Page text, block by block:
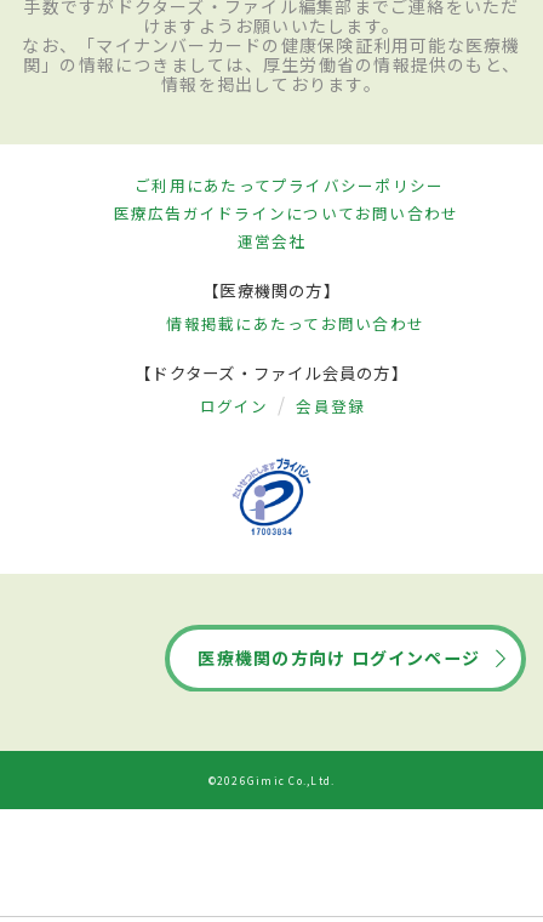
手数ですがドクターズ・ファイル編集部までご連絡をいただ
けますようお願いいたします。
なお、「マイナンバーカードの健康保険証利用可能な医療機
関」の情報につきましては、厚生労働省の情報提供のもと、
情報を掲出しております。
ご利用にあたってプライバシーポリシー
医療広告ガイドラインについてお問い合わせ
運営会社
【医療機関の方】
情報掲載にあたって お問い合わせ
【ドクターズ・ファイル会員の方】
ログイン 会員登録
医療機関の方向け ログインページ
©2026Gimic Co.,Ltd.